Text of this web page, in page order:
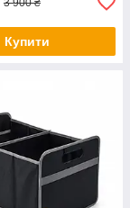
3 900 ₴
Купити